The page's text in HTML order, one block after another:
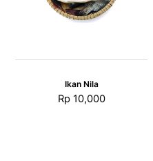
Ikan Nila
Rp 10,000